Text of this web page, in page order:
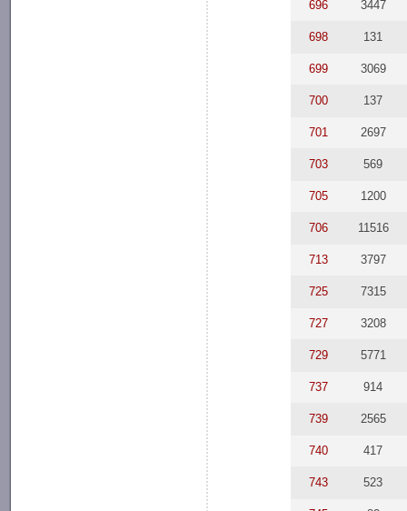
696 3447
698 131
699 3069
700 137
701 2697
703 569
705 1200
706 11516
713 3797
725 7315
727 3208
729 5771
737 914
739 2565
740 417
743 523